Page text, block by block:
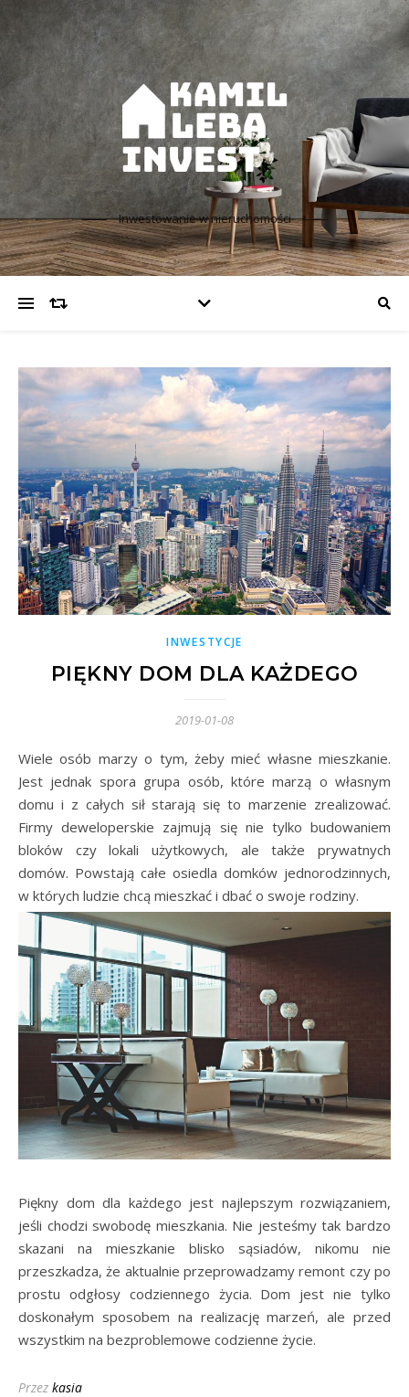
Inwestowanie w nieruchomości
INWESTYCJE
PIĘKNY DOM DLA KAŻDEGO
2019-01-08
Wiele osób marzy o tym, żeby mieć własne mieszkanie.
Jest jednak spora grupa osób, które marzą o własnym
domu i z całych sił starają się to marzenie zrealizować.
Firmy deweloperskie zajmują się nie tylko budowaniem
bloków czy lokali użytkowych, ale także prywatnych
domów. Powstają całe osiedla domków jednorodzinnych,
w których ludzie chcą mieszkać i dbać o swoje rodziny.
Piękny dom dla każdego jest najlepszym rozwiązaniem,
jeśli chodzi swobodę mieszkania. Nie jesteśmy tak bardzo
skazani na mieszkanie blisko sąsiadów, nikomu nie
przeszkadza, że aktualnie przeprowadzamy remont czy po
prostu odgłosy codziennego życia. Dom jest nie tylko
doskonałym sposobem na realizację marzeń, ale przed
wszystkim na bezproblemowe codzienne życie.
Przez kasia